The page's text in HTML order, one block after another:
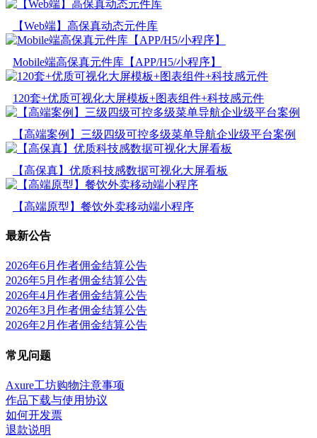
【Web端】高保真动态元件库
Mobile端高保真元件库【APP/H5/小程序】
120套+优质可视化大屏模板+图表组件+科技感元件
【高端案例】三级四级可控多级菜单导航企业级平台案例
【高保真】优质科技感数据可视化大屏看板
【高端原型】餐饮外卖移动端小程序
最新公告
2026年6月作者佣金结算公告
2026年5月作者佣金结算公告
2026年4月作者佣金结算公告
2026年3月作者佣金结算公告
2026年2月作者佣金结算公告
常见问题
Axure工坊购物注意事项
作品下载与使用协议
如何开发票
退款说明